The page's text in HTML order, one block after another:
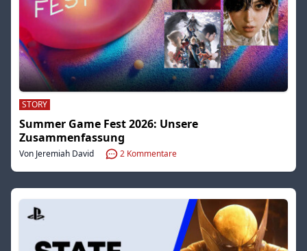
STORY
Summer Game Fest 2026: Unsere
Zusammenfassung
Von Jeremiah David 2 Kommentare